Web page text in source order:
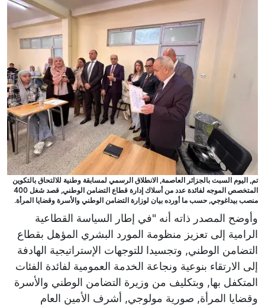
تم, اليوم السبت بالجزائر العاصمة, الانطلاق الرسمي لمسابقة وطنية للالتحاق بالتكوين
المتخصص الموجه لفائدة عدد من أسلاك إدارة قطاع التضامن الوطني, قصد شغل 400
منصب بيداغوجي, حسب ما أورده بيان لوزارة التضامن الوطني والأسرة وقضايا المرأة.
وأوضح المصدر ذاته أنه "في إطار السياسة القطاعية
الرامية إلى تعزيز منظومة المورد البشري المؤهل بقطاع
التضامن الوطني, وتجسيدا للتوجهات الإستراتيجية الهادفة
إلى الارتقاء بنوعية ونجاعة الخدمة العمومية لفائدة الفئات
المتكفل بها, وبتكليف من وزيرة التضامن الوطني والأسرة
وقضايا المرأة, صورية مولوجي, أشرف الأمين العام